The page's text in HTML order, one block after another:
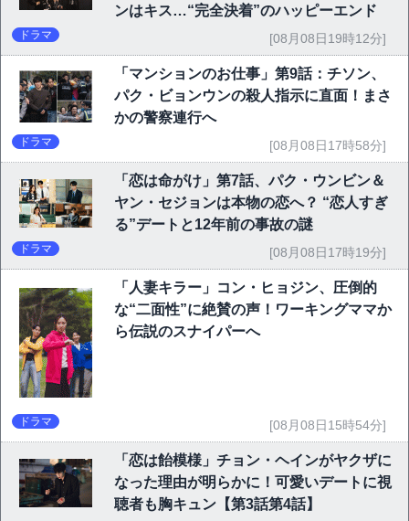
ンはキス…“完全決着”のハッピーエンド
ドラマ [08月08日19時12分]
「マンションのお仕事」第9話：チソン、
パク・ビョンウンの殺人指示に直面！まさ
かの警察連行へ
ドラマ [08月08日17時58分]
「恋は命がけ」第7話、パク・ウンビン＆
ヤン・セジョンは本物の恋へ？ “恋人すぎ
る”デートと12年前の事故の謎
ドラマ [08月08日17時19分]
「人妻キラー」コン・ヒョジン、圧倒的
な“二面性”に絶賛の声！ワーキングママか
ら伝説のスナイパーへ
ドラマ [08月08日15時54分]
「恋は飴模様」チョン・ヘインがヤクザに
なった理由が明らかに！可愛いデートに視
聴者も胸キュン【第3話第4話】